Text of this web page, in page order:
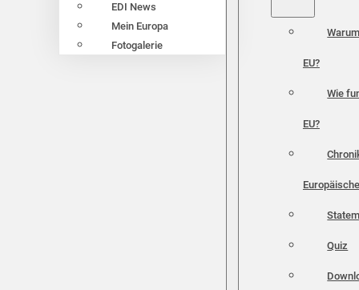
EDI News
Mein Europa
Fotogalerie
EU?
Wie
EU?
Quiz